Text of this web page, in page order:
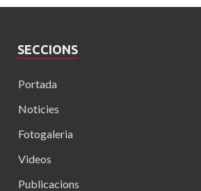
SECCIONS
Portada
Noticies
Fotogaleria
Videos
Publicacions